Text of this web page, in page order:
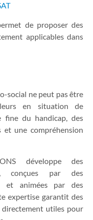
de proposer des
applicables dans
social ne peut pas être
en situation de
fine du handicap, des
et une compréhension
développe des
conçues par des
et animées par des
expertise garantit des
directement utiles pour